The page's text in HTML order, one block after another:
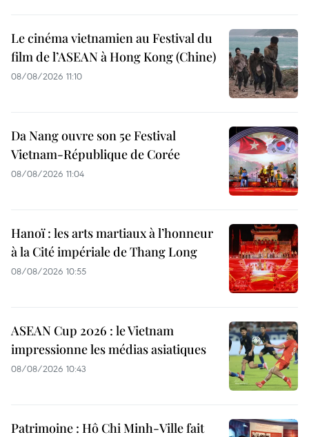
Le cinéma vietnamien au Festival du
film de l’ASEAN à Hong Kong (Chine)
08/08/2026 11:10
Da Nang ouvre son 5e Festival
Vietnam-République de Corée
08/08/2026 11:04
Hanoï : les arts martiaux à l’honneur
à la Cité impériale de Thang Long
08/08/2026 10:55
ASEAN Cup 2026 : le Vietnam
impressionne les médias asiatiques
08/08/2026 10:43
Patrimoine : Hô Chi Minh-Ville fait